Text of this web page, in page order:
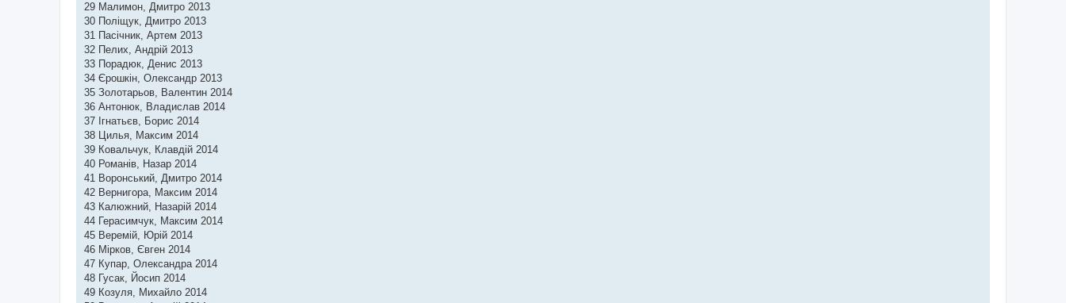
29 Малимон, Дмитро 2013
30 Поліщук, Дмитро 2013
31 Пасічник, Артем 2013
32 Пелих, Андрій 2013
33 Порадюк, Денис 2013
34 Єрошкін, Олександр 2013
35 Золотарьов, Валентин 2014
36 Антонюк, Владислав 2014
37 Ігнатьєв, Борис 2014
38 Цилья, Максим 2014
39 Ковальчук, Клавдій 2014
40 Романів, Назар 2014
41 Воронський, Дмитро 2014
42 Вернигора, Максим 2014
43 Калюжний, Назарій 2014
44 Герасимчук, Максим 2014
45 Веремій, Юрій 2014
46 Мірков, Євген 2014
47 Купар, Олександра 2014
48 Гусак, Йосип 2014
49 Козуля, Михайло 2014